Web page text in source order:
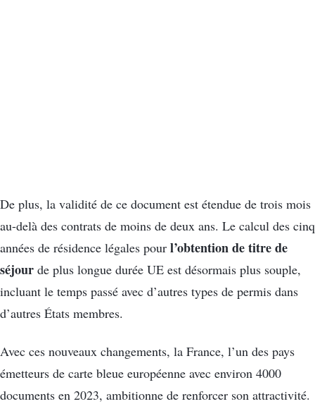
De plus, la validité de ce document est étendue de trois mois
au-delà des contrats de moins de deux ans. Le calcul des cinq
années de résidence légales pour l’obtention de titre de
séjour de plus longue durée UE est désormais plus souple,
incluant le temps passé avec d’autres types de permis dans
d’autres États membres.
Avec ces nouveaux changements, la France, l’un des pays
émetteurs de carte bleue européenne avec environ 4000
documents en 2023, ambitionne de renforcer son attractivité.